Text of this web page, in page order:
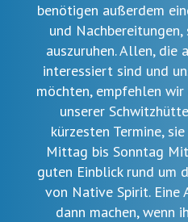
benötigen außerdem
und
auszuruhen. Allen, die
interessiert sind und
möchten, empfehlen
unserer
kürzesten Termine,
Mittag bis Sonntag
guten Einblick rund um
von Native Spirit. Eine
dann machen, wenn